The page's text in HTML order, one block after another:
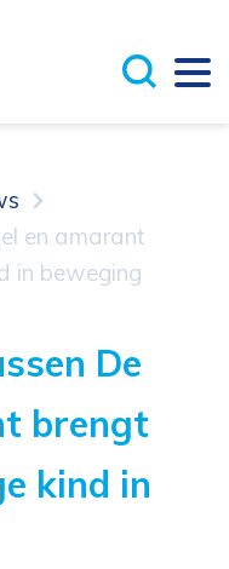
en amarant
in beweging
De
brengt
kind in